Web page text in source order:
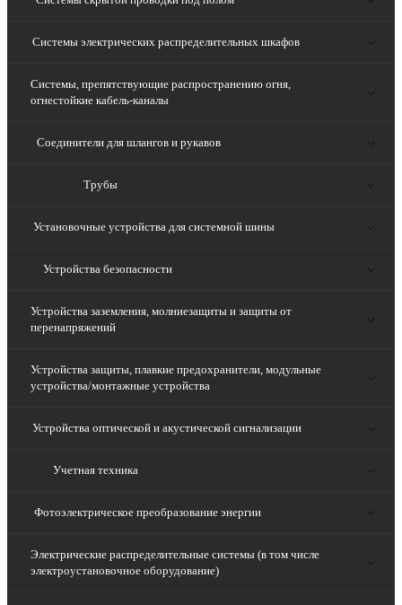
Системы электрических распределительных шкафов
Системы, препятствующие распространению огня,
огнестойкие кабель-каналы
Соединители для шлангов и рукавов
Трубы
Установочные устройства для системной шины
Устройства безопасности
Устройства заземления, молниезащиты и защиты от
перенапряжений
Устройства защиты, плавкие предохранители, модульные
устройства/монтажные устройства
Устройства оптической и акустической сигнализации
Учетная техника
Фотоэлектрическое преобразование энергии
Электрические распределительные системы (в том числе
электроустановочное оборудование)